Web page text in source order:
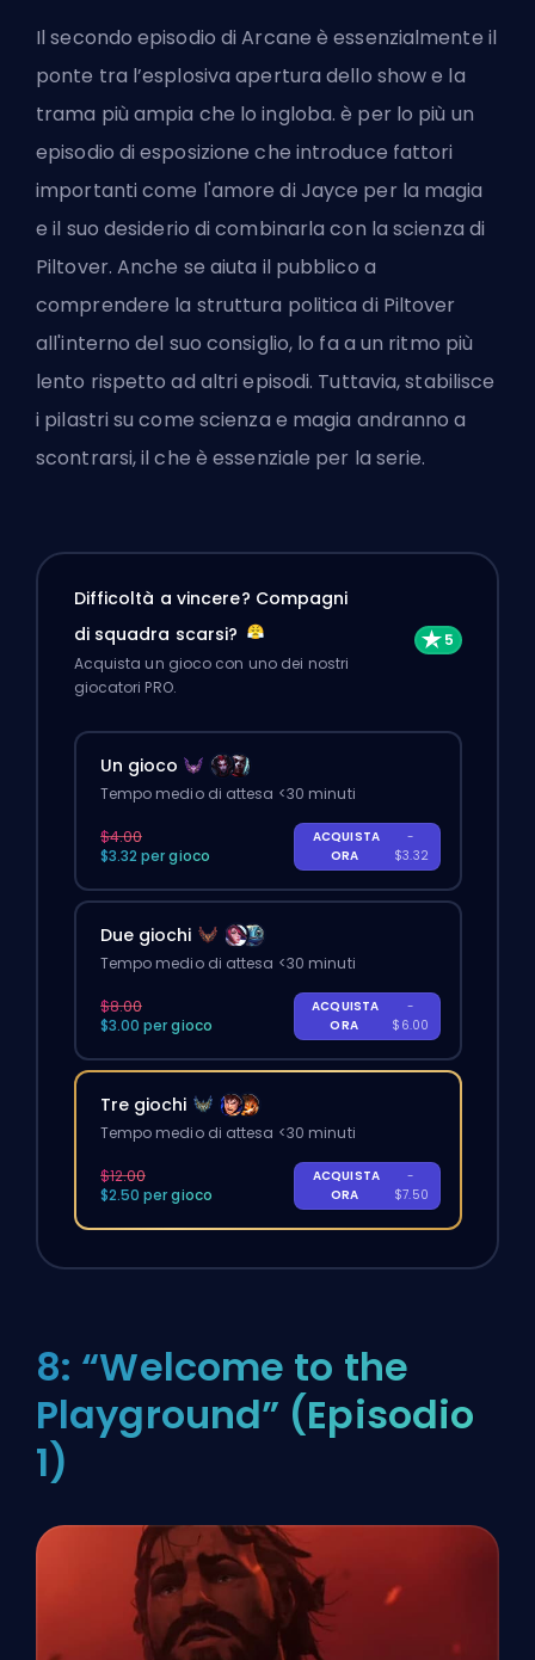
Il secondo episodio di Arcane è essenzialmente il
ponte tra l’esplosiva apertura dello show e la
trama più ampia che lo ingloba. è per lo più un
episodio di esposizione che introduce fattori
importanti come l'amore di Jayce per la magia
e il suo desiderio di combinarla con la scienza di
Piltover. Anche se aiuta il pubblico a
comprendere la struttura politica di Piltover
all'interno del suo consiglio, lo fa a un ritmo più
lento rispetto ad altri episodi. Tuttavia, stabilisce
i pilastri su come scienza e magia andranno a
scontrarsi, il che è essenziale per la serie.
Difficoltà a vincere? Compagni
di squadra scarsi?
Acquista un gioco con uno dei nostri
giocatori PRO.
Un gioco
Tempo medio di attesa <30 minuti
$4.00
$3.32 per gioco
ACQUISTA
ORA
-
$3.32
Due giochi
Tempo medio di attesa <30 minuti
$8.00
$3.00 per gioco
ACQUISTA
ORA
-
$6.00
Tre giochi
Tempo medio di attesa <30 minuti
$12.00
$2.50 per gioco
ACQUISTA
ORA
-
$7.50
8: “Welcome to the
Playground” (Episodio
1)